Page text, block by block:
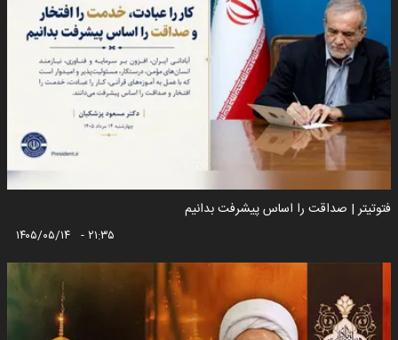
فتوتیتر | صداقت را اساس پیشرفت بدانیم
۱۴۰۵/۰۵/۱۴ - ۲۱:۳۵